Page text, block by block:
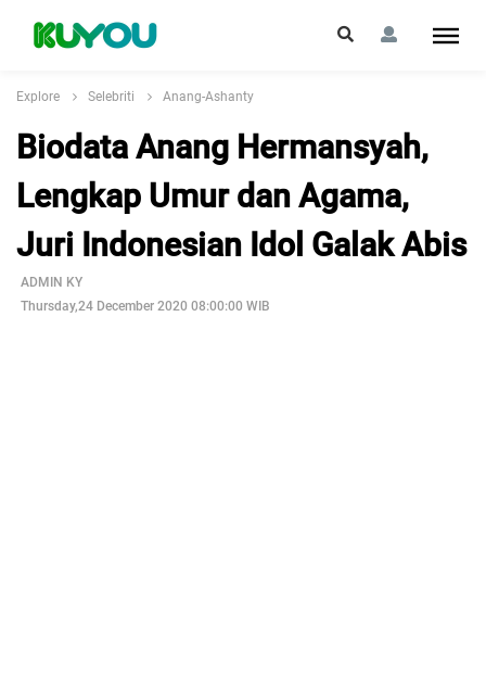
Explore Selebriti Anang-Ashanty
Biodata Anang Hermansyah,
Lengkap Umur dan Agama,
Juri Indonesian Idol Galak Abis
ADMIN KY
Thursday,24 December 2020 08:00:00 WIB